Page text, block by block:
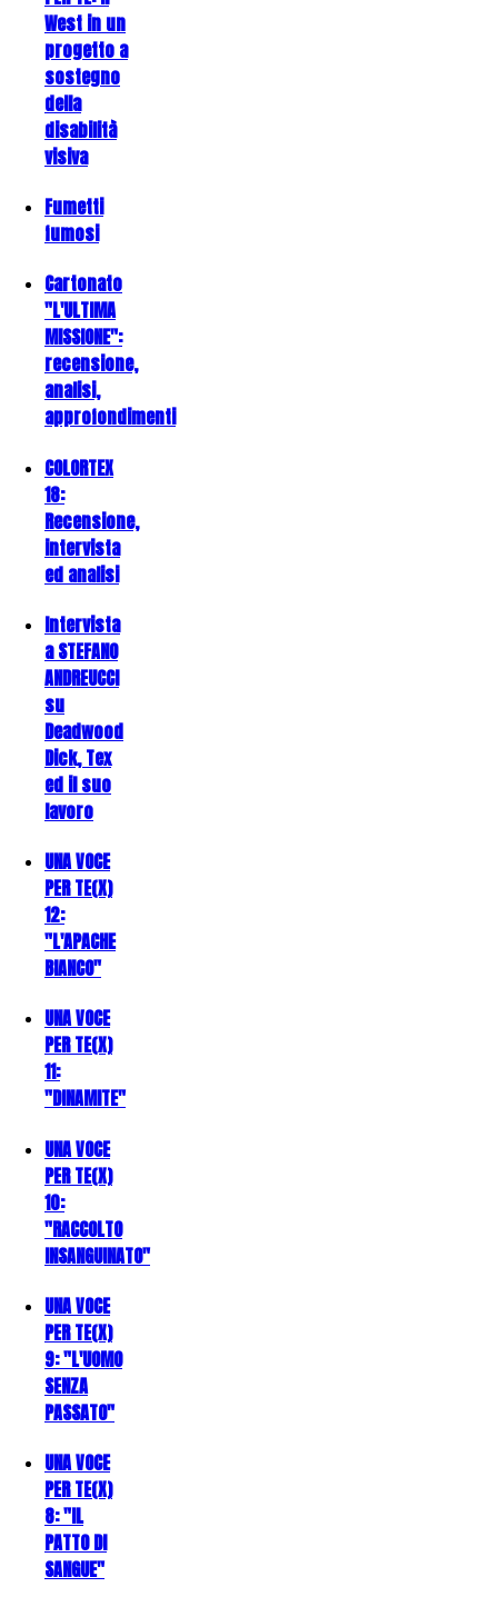
West in un
progetto a
sostegno
della
disabilità
visiva
Fumetti
fumosi
Cartonato
"L'ULTIMA
MISSIONE":
recensione,
analisi,
approfondimenti
COLORTEX
18:
Recensione,
intervista
ed analisi
Intervista
a STEFANO
ANDREUCCI
su
Deadwood
Dick, Tex
ed il suo
lavoro
UNA VOCE
PER TE(X)
12:
"L'APACHE
BIANCO"
UNA VOCE
PER TE(X)
11:
"DINAMITE"
UNA VOCE
PER TE(X)
10:
"RACCOLTO
INSANGUINATO"
UNA VOCE
PER TE(X)
9: "L'UOMO
SENZA
PASSATO"
UNA VOCE
PER TE(X)
8: "IL
PATTO DI
SANGUE"